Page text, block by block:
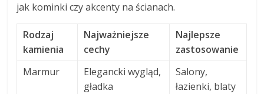
jak kominki czy akcenty na ścianach.
Rodzaj
kamienia
Najważniejsze
cechy
Najlepsze
zastosowanie
Marmur
Elegancki wygląd,
gładka
Salony,
łazienki, blaty